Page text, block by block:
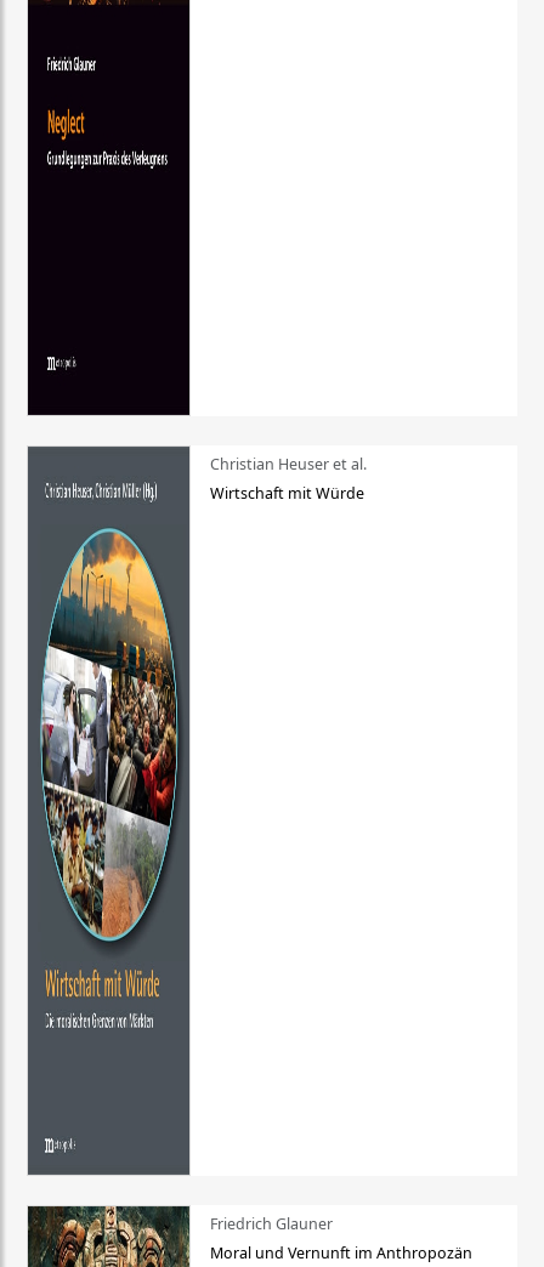
Christian Heuser et al.
Wirtschaft mit Würde
Friedrich Glauner
Moral und Vernunft im Anthropozän